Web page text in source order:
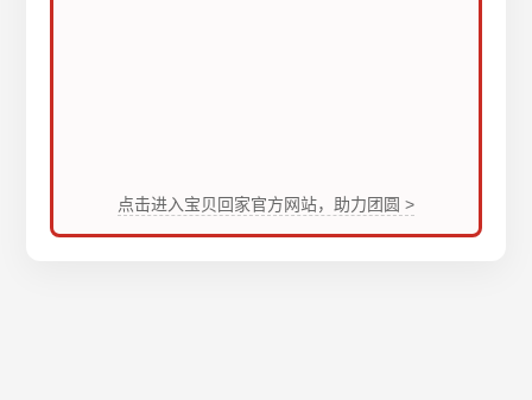
点击进入宝贝回家官方网站，助力团圆 >